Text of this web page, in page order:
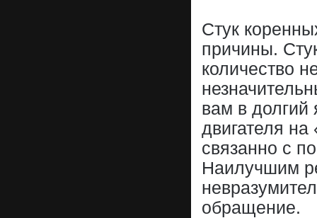
Стук
причины.
количество
вам в долгий
двигателя
связанно с
Наилучшим
обращение.